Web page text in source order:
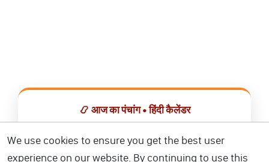
📿 आज का पंचांग • हिंदी कैलेंडर
We use cookies to ensure you get the best user
experience on our website. By continuing to use this